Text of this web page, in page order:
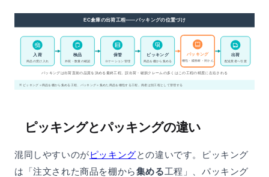
EC倉庫の出荷工程——パッキングの位置づけ
入荷
商品の受け入れ
検品
外装・数量の確認
保管
ロケーション管理
ピッキング
商品を棚から集める
パッキング
梱包・緩衝材・封かん
出荷
配送業者へ引渡
パッキングは出荷直前の品質を決める最終工程。誤出荷・破損クレームの多くはこの工程の精度に左右される
※ ピッキング＝商品を棚から集める工程、パッキング＝集めた商品を梱包する工程。両者は別工程として管理する
ピッキングとパッキングの違い
混同しやすいのがピッキングとの違いです。ピッキング
は「注文された商品を棚から集める工程」、パッキング